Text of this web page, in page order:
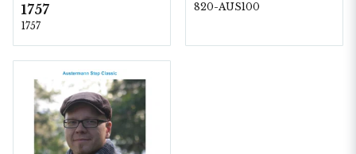
1757
1757
820-AUS100